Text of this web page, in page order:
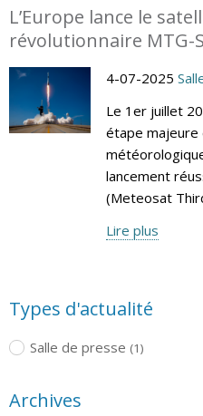
L’Europe lance le
révolutionnaire MTG-
4-07-2025
Le 1er juillet
étape majeure
lancement
(Meteosat
Lire plus
Types d'actualité
Salle de presse (1)
Archives